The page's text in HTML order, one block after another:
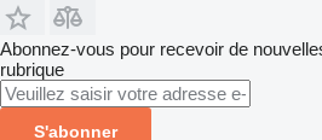
Abonnez-vous pour recevoir de
rubrique
S'abonner